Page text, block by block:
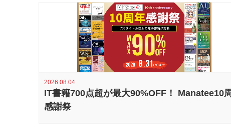
2026.08.04
IT書籍700点超が最大90%OFF！ Manatee10
感謝祭